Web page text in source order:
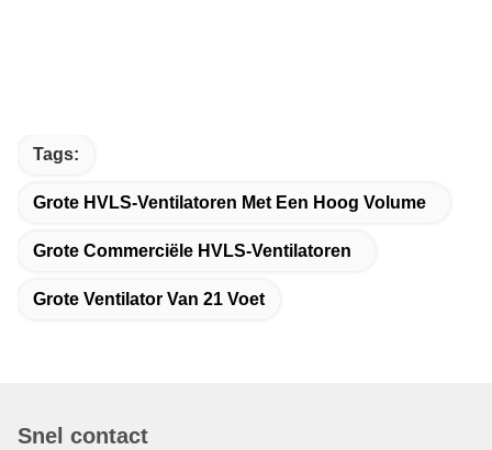
Tags:
Grote HVLS-Ventilatoren Met Een Hoog Volume
Grote Commerciële HVLS-Ventilatoren
Grote Ventilator Van 21 Voet
Snel contact